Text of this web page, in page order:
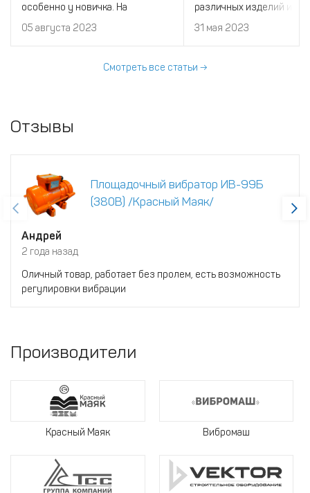
особенно у новичка. На
эффективность работы с
инструментов влияет
технических особенностей.
05 августа 2023
различных изделий из
31 мая 2023
Смотреть все статьи →
Отзывы
Площадочный вибратор ИВ-99Б
(380В) /Красный Маяк/
Андрей
2 года назад
Оличный товар, работает без пролем, есть возможность
регулировки вибрации
Производители
Красный Маяк Вибромаш